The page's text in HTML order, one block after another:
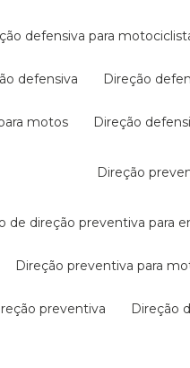
defensiva para
defensiva direção
motos direção
direção
de direção preventiva para
direção preventiva para
preventiva direção